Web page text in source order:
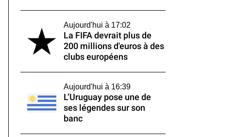
Aujourd'hui à 17:02
La FIFA devrait plus de
200 millions d'euros à des
clubs européens
Aujourd'hui à 16:39
L’Uruguay pose une de
ses légendes sur son
banc